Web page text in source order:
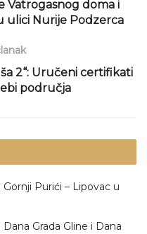
doma i
ulici Nurije Podzerca
2“: Uručeni certifikati
područja
Purići – Lipovac u
Grada Gline i Dana